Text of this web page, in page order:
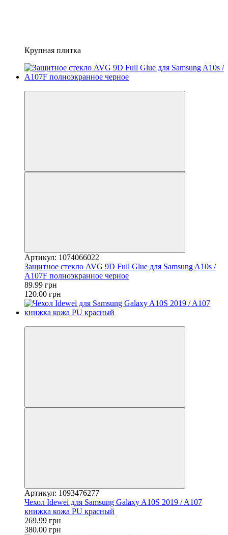
Крупная плитка
Артикул: 1074066022
Защитное стекло AVG 9D Full Glue для Samsung A10s /
A107F полноэкранное черное
89.99 грн
120.00 грн
Артикул: 1093476277
Чехол Idewei для Samsung Galaxy A10S 2019 / A107
книжка кожа PU красный
269.99 грн
380.00 грн